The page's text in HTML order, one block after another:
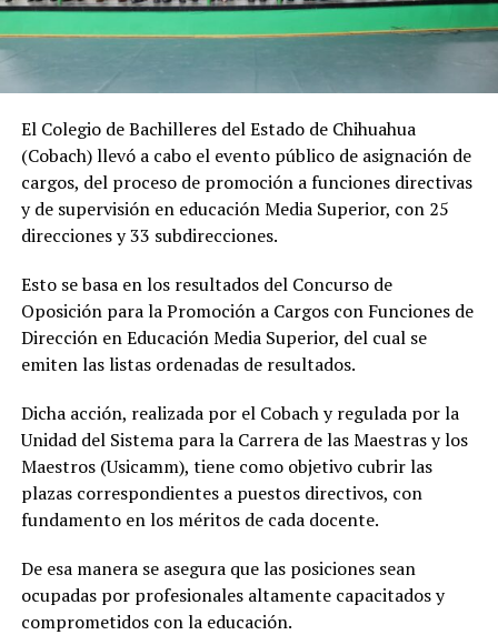
El Colegio de Bachilleres del Estado de Chihuahua
(Cobach) llevó a cabo el evento público de asignación de
cargos, del proceso de promoción a funciones directivas
y de supervisión en educación Media Superior, con 25
direcciones y 33 subdirecciones.
Esto se basa en los resultados del Concurso de
Oposición para la Promoción a Cargos con Funciones de
Dirección en Educación Media Superior, del cual se
emiten las listas ordenadas de resultados.
Dicha acción, realizada por el Cobach y regulada por la
Unidad del Sistema para la Carrera de las Maestras y los
Maestros (Usicamm), tiene como objetivo cubrir las
plazas correspondientes a puestos directivos, con
fundamento en los méritos de cada docente.
De esa manera se asegura que las posiciones sean
ocupadas por profesionales altamente capacitados y
comprometidos con la educación.